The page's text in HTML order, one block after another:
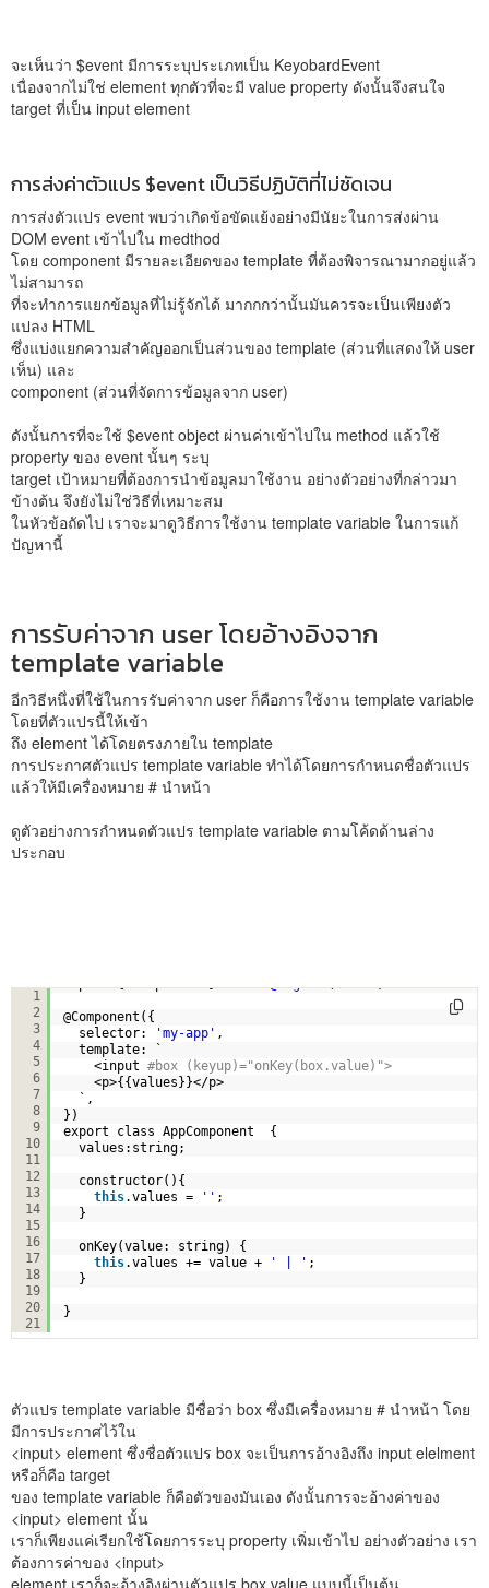
จะเห็นว่า $event มีการระบุประเภทเป็น KeyobardEvent
เนื่องจากไม่ใช่ element ทุกตัวที่จะมี value property ดังนั้นจึงสนใจ
target ที่เป็น input element
การส่งค่าตัวแปร $event เป็นวิธีปฏิบัติที่ไม่ชัดเจน
การส่งตัวแปร event พบว่าเกิดข้อขัดแย้งอย่างมีนัยะในการส่งผ่าน
DOM event เข้าไปใน medthod
โดย component มีรายละเอียดของ template ที่ต้องพิจารณามากอยู่แล้ว
ไม่สามารถ
ที่จะทำการแยกข้อมูลที่ไม่รู้จักได้ มากกกว่านั้นมันควรจะเป็นเพียงตัว
แปลง HTML
ซึ่งแบ่งแยกความสำคัญออกเป็นส่วนของ template (ส่วนที่แสดงให้ user
เห็น) และ
component (ส่วนที่จัดการข้อมูลจาก user)
ดังนั้นการที่จะใช้ $event object ผ่านค่าเข้าไปใน method แล้วใช้
property ของ event นั้นๆ ระบุ
target เป้าหมายที่ต้องการนำข้อมูลมาใช้งาน อย่างตัวอย่างที่กล่าวมา
ข้างต้น จึงยังไม่ใช่วิธีที่เหมาะสม
ในหัวข้อถัดไป เราจะมาดูวิธีการใช้งาน template variable ในการแก้
ปัญหานี้
การรับค่าจาก user โดยอ้างอิงจาก
template variable
อีกวิธีหนึ่งที่ใช้ในการรับค่าจาก user ก็คือการใช้งาน template variable
โดยที่ตัวแปรนี้ให้เข้า
ถึง element ได้โดยตรงภายใน template
การประกาศตัวแปร template variable ทำได้โดยการกำหนดชื่อตัวแปร
แล้วให้มีเครื่องหมาย # นำหน้า
ดูตัวอย่างการกำหนดตัวแปร template variable ตามโค้ดด้านล่าง
ประกอบ
1
2
3
4
5
6
7
8
9
10
11
12
13
14
15
16
17
18
19
20
21
@Component({
selector:
'my-app' ,
template: `
<input #box (keyup)="onKey(box.value)">
<p>{{values}}</p>
`,
})
export class AppComponent  {
values:string;
constructor(){
this.values = '' ;
}
onKey(value: string) {
this.values += value + ' | ' ;
}
}
ตัวแปร template variable มีชื่อว่า box ซึ่งมีเครื่องหมาย # นำหน้า โดย
มีการประกาศไว้ใน
<input> element ซึ่งชื่อตัวแปร box จะเป็นการอ้างอิงถึง input elelment
หรือก็คือ target
ของ template variable ก็คือตัวของมันเอง ดังนั้นการจะอ้างค่าของ
<input> element นั้น
เราก็เพียงแค่เรียกใช้โดยการระบุ property เพิ่มเข้าไป อย่างตัวอย่าง เรา
ต้องการค่าของ <input>
element เราก็จะอ้างอิงผ่านตัวแปร box.value แบบนี้เป็นต้น